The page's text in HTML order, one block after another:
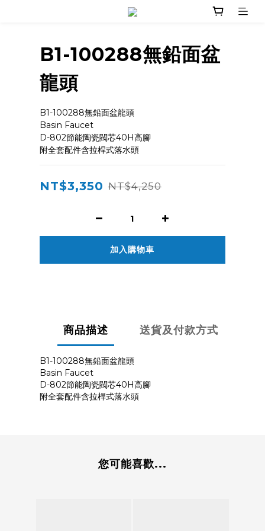
B1-100288無鉛面盆
龍頭
B1-100288無鉛面盆龍頭
Basin Faucet
D-802節能陶瓷閥芯40H高腳
附全套配件含拉桿式落水頭
NT$3,350 NT$4,250
加入購物車
商品描述 送貨及付款方式
B1-100288無鉛面盆龍頭
Basin Faucet
D-802節能陶瓷閥芯40H高腳
附全套配件含拉桿式落水頭
您可能喜歡...